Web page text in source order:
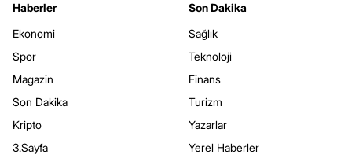
Haberler
Ekonomi
Spor
Magazin
Son Dakika
Kripto
3.Sayfa
Son Dakika
Sağlık
Teknoloji
Finans
Turizm
Yazarlar
Yerel Haberler